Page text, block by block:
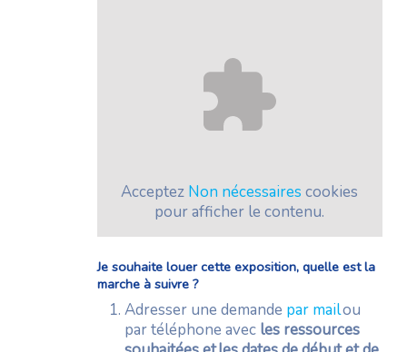
Acceptez Non nécessaires cookies
pour afficher le contenu.
Je souhaite louer cette exposition, quelle est la
marche à suivre ?
Adresser une demande par mailou
par téléphone avec les ressources